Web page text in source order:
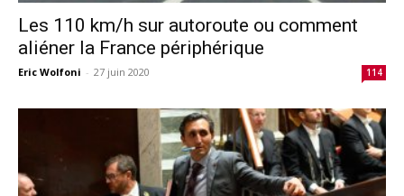
Les 110 km/h sur autoroute ou comment
aliéner la France périphérique
Eric Wolfoni - 27 juin 2020 114